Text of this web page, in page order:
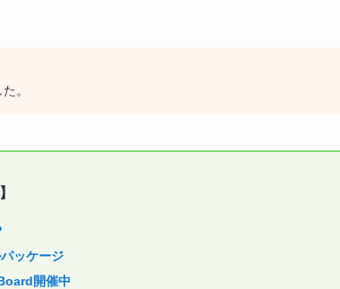
。
ッケージ
開催中